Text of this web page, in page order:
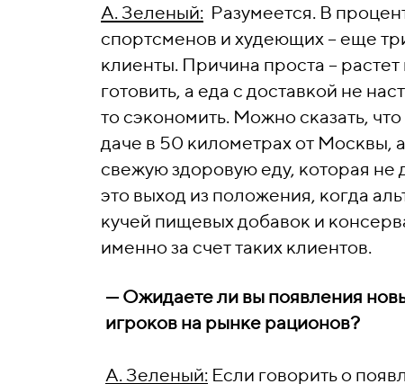
А. Зеленый: Разумеется. В
спортсменов и худеющих – еще
клиенты. Причина проста –
готовить, а еда с доставкой не
то сэкономить. Можно сказать,
даче в 50 километрах от Москвы,
свежую здоровую еду, которая
это выход из положения, когда
кучей пищевых добавок и
именно за счет таких клиентов.
— Ожидаете ли вы появления
игроков на рынке рационов?
А. Зеленый: Если говорить о